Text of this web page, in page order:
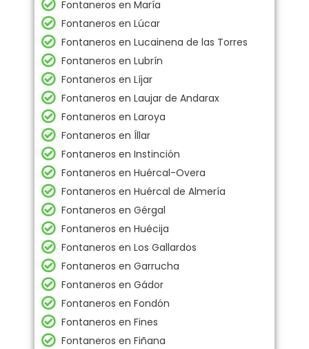
Fontaneros en María
Fontaneros en Lúcar
Fontaneros en Lucainena de las Torres
Fontaneros en Lubrín
Fontaneros en Líjar
Fontaneros en Laujar de Andarax
Fontaneros en Laroya
Fontaneros en Íllar
Fontaneros en Instinción
Fontaneros en Huércal-Overa
Fontaneros en Huércal de Almería
Fontaneros en Gérgal
Fontaneros en Huécija
Fontaneros en Los Gallardos
Fontaneros en Garrucha
Fontaneros en Gádor
Fontaneros en Fondón
Fontaneros en Fines
Fontaneros en Fiñana